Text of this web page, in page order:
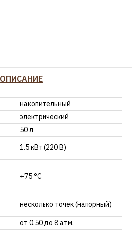
ОПИСАНИЕ
накопительный
электрический
50 л
1.5 кВт (220 В)
+75 °С
несколько точек (напорный)
от 0.50 до 8 атм.